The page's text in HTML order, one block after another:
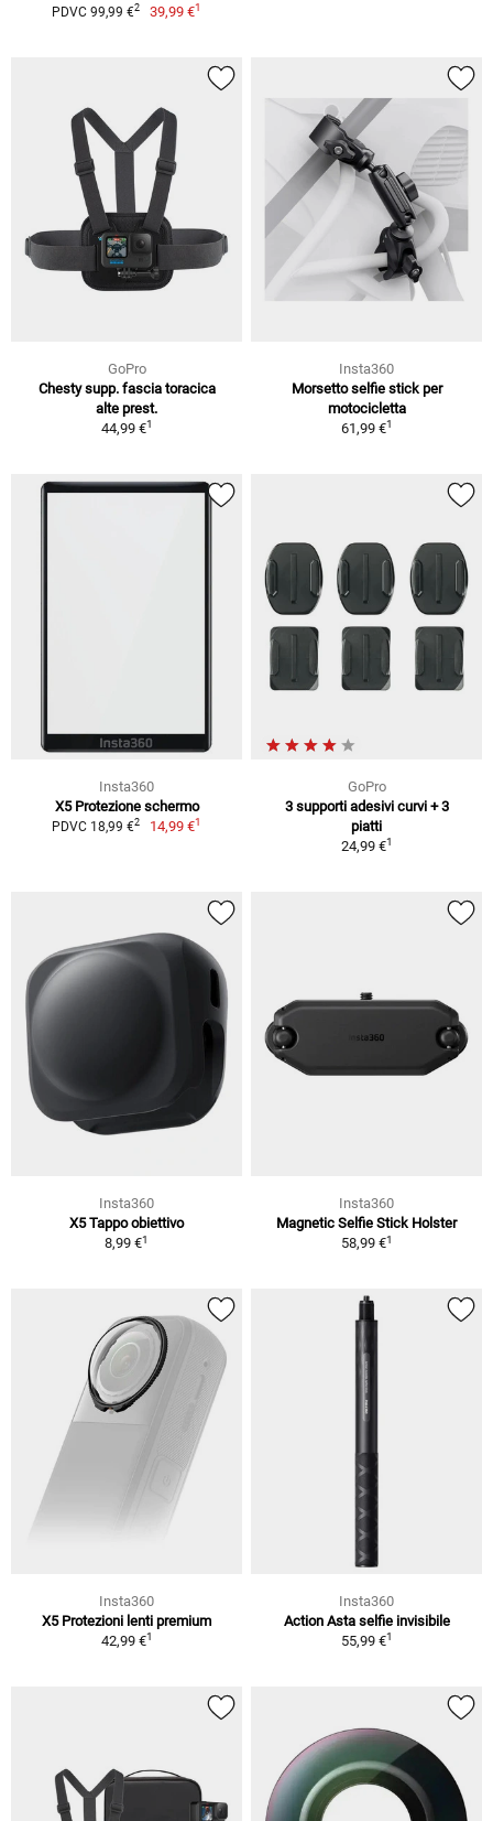
PDVC 99,99 €2 39,99 €1
GoPro
Chesty supp. fascia toracica
alte prest.
44,99 €1
Insta360
Morsetto selfie stick per
motocicletta
61,99 €1
Insta360
X5 Protezione schermo
PDVC 18,99 €2 14,99 €1
GoPro
3 supporti adesivi curvi + 3
piatti
24,99 €1
Insta360
X5 Tappo obiettivo
8,99 €1
Insta360
Magnetic Selfie Stick Holster
58,99 €1
Insta360
X5 Protezioni lenti premium
42,99 €1
Insta360
Action Asta selfie invisibile
55,99 €1